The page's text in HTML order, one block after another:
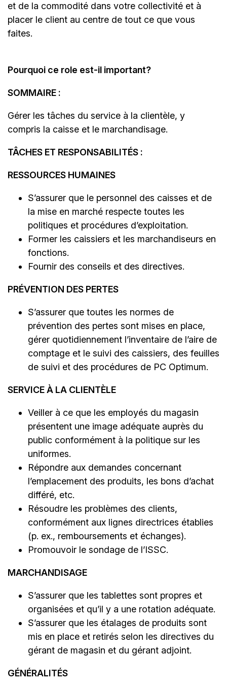
et de la commodité dans votre collectivité et à
placer le client au centre de tout ce que vous
faites.
Pourquoi ce role est-il important?
SOMMAIRE :
Gérer les tâches du service à la clientèle, y
compris la caisse et le marchandisage.
TÂCHES ET RESPONSABILITÉS :
RESSOURCES HUMAINES
S’assurer que le personnel des caisses et de
la mise en marché respecte toutes les
politiques et procédures d’exploitation.
Former les caissiers et les marchandiseurs en
fonctions.
Fournir des conseils et des directives.
PRÉVENTION DES PERTES
S’assurer que toutes les normes de
prévention des pertes sont mises en place,
gérer quotidiennement l’inventaire de l’aire de
comptage et le suivi des caissiers, des feuilles
de suivi et des procédures de PC Optimum.
SERVICE À LA CLIENTÈLE
Veiller à ce que les employés du magasin
présentent une image adéquate auprès du
public conformément à la politique sur les
uniformes.
Répondre aux demandes concernant
l’emplacement des produits, les bons d’achat
différé, etc.
Résoudre les problèmes des clients,
conformément aux lignes directrices établies
(p. ex., remboursements et échanges).
Promouvoir le sondage de l’ISSC.
MARCHANDISAGE
S’assurer que les tablettes sont propres et
organisées et qu’il y a une rotation adéquate.
S’assurer que les étalages de produits sont
mis en place et retirés selon les directives du
gérant de magasin et du gérant adjoint.
GÉNÉRALITÉS